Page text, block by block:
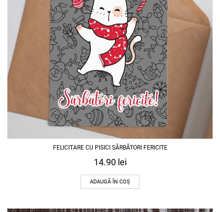
FELICITARE CU PISICI SĂRBĂTORI FERICITE
14.90 lei
ADAUGĂ ÎN COȘ